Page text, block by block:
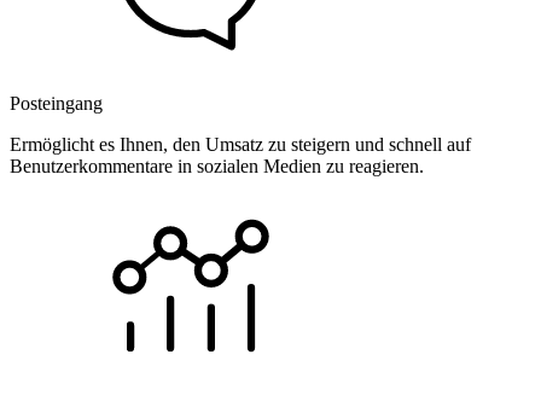
Posteingang
Ermöglicht es Ihnen, den Umsatz zu steigern und schnell auf
Benutzerkommentare in sozialen Medien zu reagieren.